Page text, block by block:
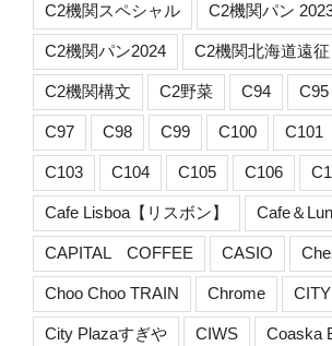
C2機関スペシャル C2機関パン
C2機関パン2024 C2機関北海道遠征
C2機関構文 C2野菜 C94 C95
C97 C98 C99 C100 C101
C103 C104 C105 C106
Cafe Lisboa【リスボン】 Cafe＆
CAPITAL COFFEE CASIO
Choo Choo TRAIN Chrome
City Plazaすぎや CIWS Coaska